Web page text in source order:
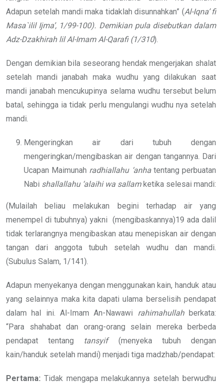
Adapun setelah mandi maka tidaklah disunnahkan” (Al-Iqna’ fi
Masa`ilil Ijma’, 1/99-100). Demikian pula disebutkan dalam
Adz-Dzakhirah lil Al-Imam Al-Qarafi (1/310).
Dengan demikian bila seseorang hendak mengerjakan shalat
setelah mandi janabah maka wudhu yang dilakukan saat
mandi janabah mencukupinya selama wudhu tersebut belum
batal, sehingga ia tidak perlu mengulangi wudhu nya setelah
mandi.
Mengeringkan air dari tubuh dengan
mengeringkan/mengibaskan air dengan tangannya. Dari
Ucapan Maimunah radhiallahu ‘anhatentang perbuatan
Nabi shallallahu ‘alaihi wa sallamketika selesai mandi:
(Mulailah beliau melakukan begini terhadap air yang
menempel di tubuhnya) yakni (mengibaskannya)19 ada dalil
tidak terlarangnya mengibaskan atau menepiskan air dengan
tangan dari anggota tubuh setelah wudhu dan mandi.
(Subulus Salam, 1/141).
Adapun menyekanya dengan menggunakan kain, handuk atau
yang selainnya maka kita dapati ulama berselisih pendapat
dalam hal ini. Al-Imam An-Nawawi rahimahullahberkata:
“Para shahabat dan orang-orang selain mereka berbeda
pendapat tentang tansyif(menyeka tubuh dengan
kain/handuk setelah mandi) menjadi tiga madzhab/pendapat:
Pertama: Tidak mengapa melakukannya setelah berwudhu